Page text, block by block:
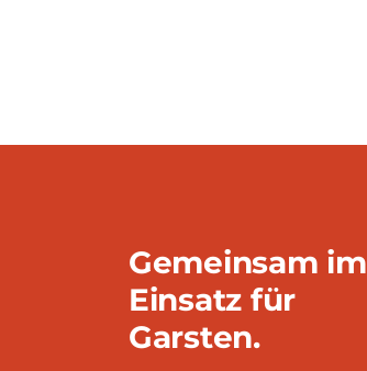
Gemeinsam im
Einsatz für
Garsten.